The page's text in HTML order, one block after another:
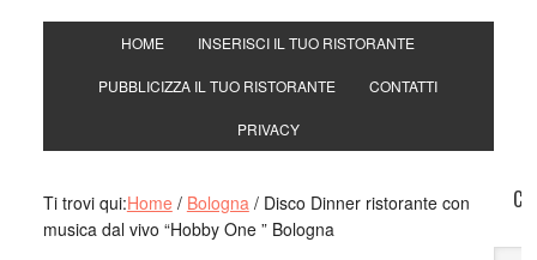
HOME INSERISCI IL TUO RISTORANTE
PUBBLICIZZA IL TUO RISTORANTE CONTATTI
PRIVACY
Ti trovi qui:Home / Bologna /Disco Dinner ristorante con
musica dal vivo “Hobby One ” Bologna